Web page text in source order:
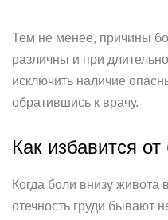
Тем не менее, причины
различны и при
исключить наличие
обратившись к врачу.
Как избавится
Когда боли внизу живота
отечность груди